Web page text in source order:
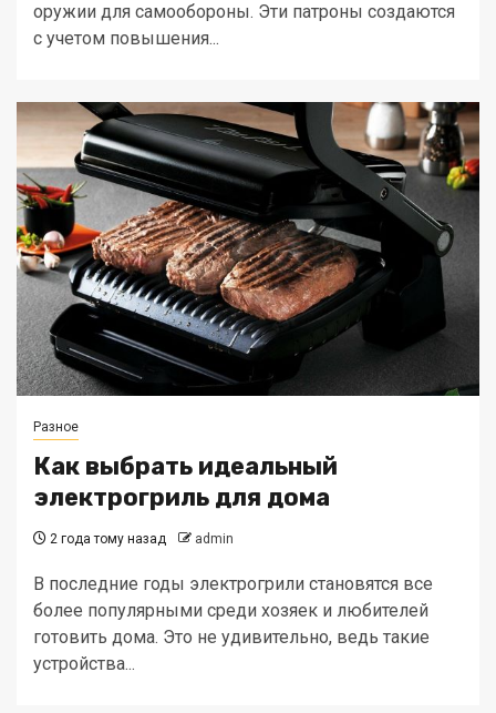
оружии для самообороны. Эти патроны создаются
с учетом повышения...
Разное
Как выбрать идеальный
электрогриль для дома
2 года тому назад admin
В последние годы электрогрили становятся все
более популярными среди хозяек и любителей
готовить дома. Это не удивительно, ведь такие
устройства...